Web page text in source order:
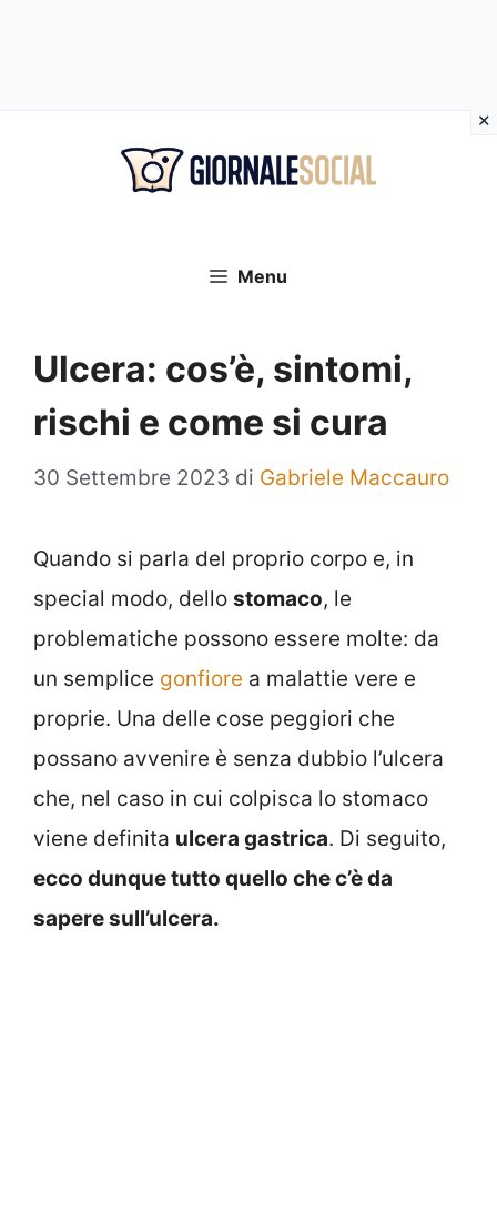
Menu
Ulcera: cos’è, sintomi,
rischi e come si cura
30 Settembre 2023 di Gabriele Maccauro
Quando si parla del proprio corpo e, in
special modo, dello stomaco, le
problematiche possono essere molte: da
un semplice gonfiore a malattie vere e
proprie. Una delle cose peggiori che
possano avvenire è senza dubbio l’ulcera
che, nel caso in cui colpisca lo stomaco
viene definita ulcera gastrica. Di seguito,
ecco dunque tutto quello che c’è da
sapere sull’ulcera.